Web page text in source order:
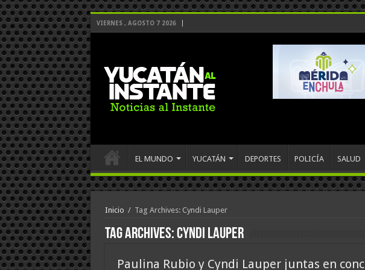
VIERNES , AGOSTO 7 2026
EL MUNDO YUCATÁN DEPORTES POLICÍA SALUD
Inicio / Tag Archives: Cyndi Lauper
Tag Archives:Cyndi Lauper
Paulina Rubio y Cyndi Lauper juntas en